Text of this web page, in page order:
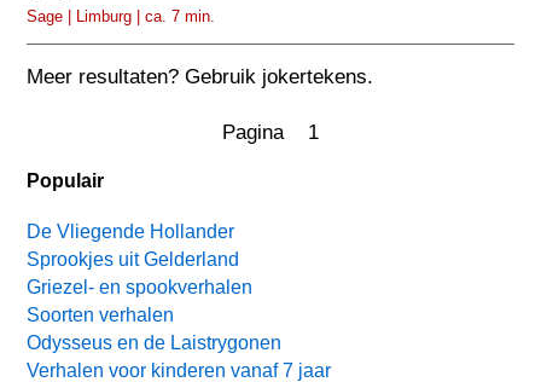
Sage | Limburg | ca. 7 min.
Meer resultaten? Gebruik jokertekens.
Pagina 1
Populair
De Vliegende Hollander
Sprookjes uit Gelderland
Griezel- en spookverhalen
Soorten verhalen
Odysseus en de Laistrygonen
Verhalen voor kinderen vanaf 7 jaar